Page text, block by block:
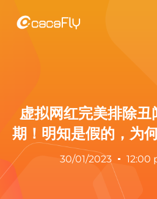
虚拟网红完美排除
期！明知是假的，为
30/01/2023 12:00